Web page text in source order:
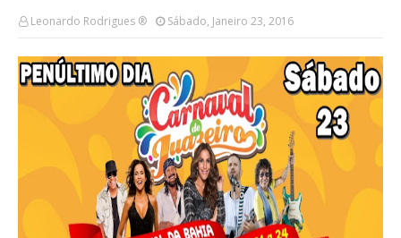
Leonardo Rodrigues ® Sábado, Janeiro 23, 2016